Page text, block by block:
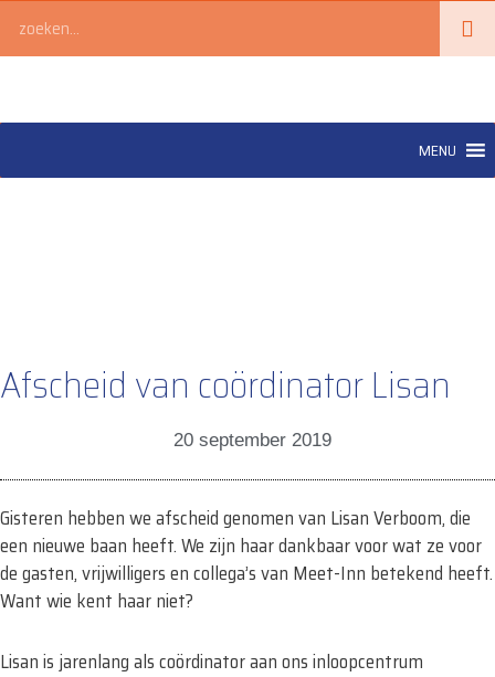
naar
Zoeken
MENU
Afscheid van coördinator Lisan
20 september 2019
Gisteren hebben we afscheid genomen van Lisan Verboom, die
een nieuwe baan heeft. We zijn haar dankbaar voor wat ze voor
de gasten, vrijwilligers en collega’s van Meet-Inn betekend heeft.
Want wie kent haar niet?
Lisan is jarenlang als coördinator aan ons inloopcentrum